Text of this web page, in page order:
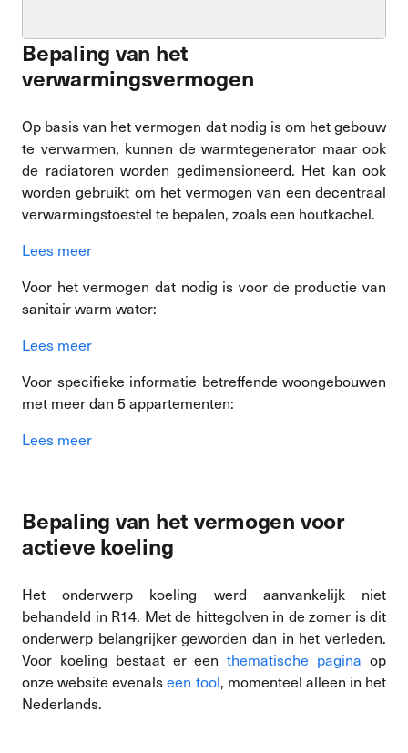
Bepaling van het
verwarmingsvermogen
Op basis van het vermogen dat nodig is om het gebouw
te verwarmen, kunnen de warmtegenerator maar ook
de radiatoren worden gedimensioneerd. Het kan ook
worden gebruikt om het vermogen van een decentraal
verwarmingstoestel te bepalen, zoals een houtkachel.
Lees meer
Voor het vermogen dat nodig is voor de productie van
sanitair warm water:
Lees meer
Voor specifieke informatie betreffende woongebouwen
met meer dan 5 appartementen:
Lees meer
Bepaling van het vermogen voor
actieve koeling
Het onderwerp koeling werd aanvankelijk niet
behandeld in R14. Met de hittegolven in de zomer is dit
onderwerp belangrijker geworden dan in het verleden.
Voor koeling bestaat er eenthematische pagina op
onze website evenalseen tool, momenteel alleen in het
Nederlands.